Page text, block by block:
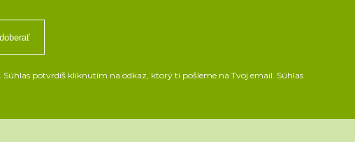
potvrdíš kliknutím na odkaz, ktorý ti pošleme na Tvoj email. Súhlas